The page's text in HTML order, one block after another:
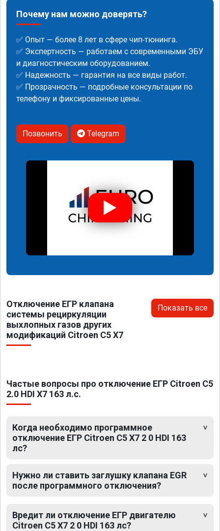
Почему нам можно доверять?
✅ Опыт — более 8 лет в сфере чип-тюнинга.
✅ Экспертность — работаем с современными ЭБУ
и диагностическим оборудованием.
✅ Надежность — гарантия на все виды работ.
✅ Прозрачность — подробные консультации по
телефону и фиксированные цены.
Позвонить Telegram
Отключение ЕГР клапана
системы рециркуляции
выхлопных газов других
модификаций Citroen C5 X7
Показать все
Частые вопросы про отключение ЕГР Citroen C5
2.0 HDI X7 163 л.с.
Когда необходимо программное
отключение ЕГР Citroen C5 X7 2 0 HDI 163
лс?
Нужно ли ставить заглушку клапана EGR
после программного отключения?
Вредит ли отключение ЕГР двигателю
Citroen C5 X7 2 0 HDI 163 лс?